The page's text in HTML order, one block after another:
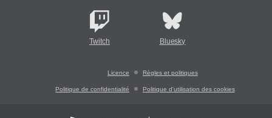
Twitch Bluesky
Licence Règles et politiques
Politique de confidentialité Politique d'utilisation des cookies